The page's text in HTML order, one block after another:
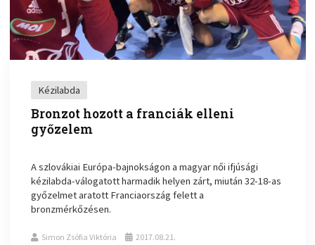
Kézilabda
Bronzot hozott a franciák elleni
győzelem
A szlovákiai Európa-bajnokságon a magyar női ifjúsági
kézilabda-válogatott harmadik helyen zárt, miután 32-18-as
győzelmet aratott Franciaország felett a
bronzmérkőzésen.
Simon Zsófia Viktória 2017.08.21.